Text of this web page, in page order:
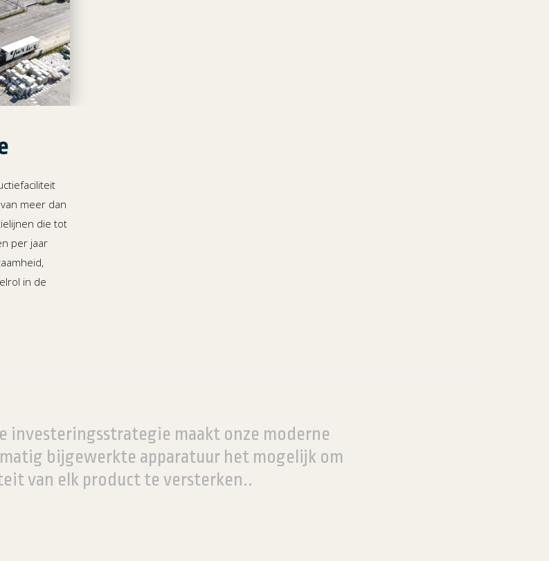
meer dan
die tot
per jaar
in de
investeringsstrategie maakt onze moderne
bijgewerkte apparatuur het mogelijk om
van elk product te versterken..